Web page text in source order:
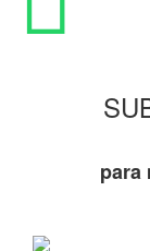
para